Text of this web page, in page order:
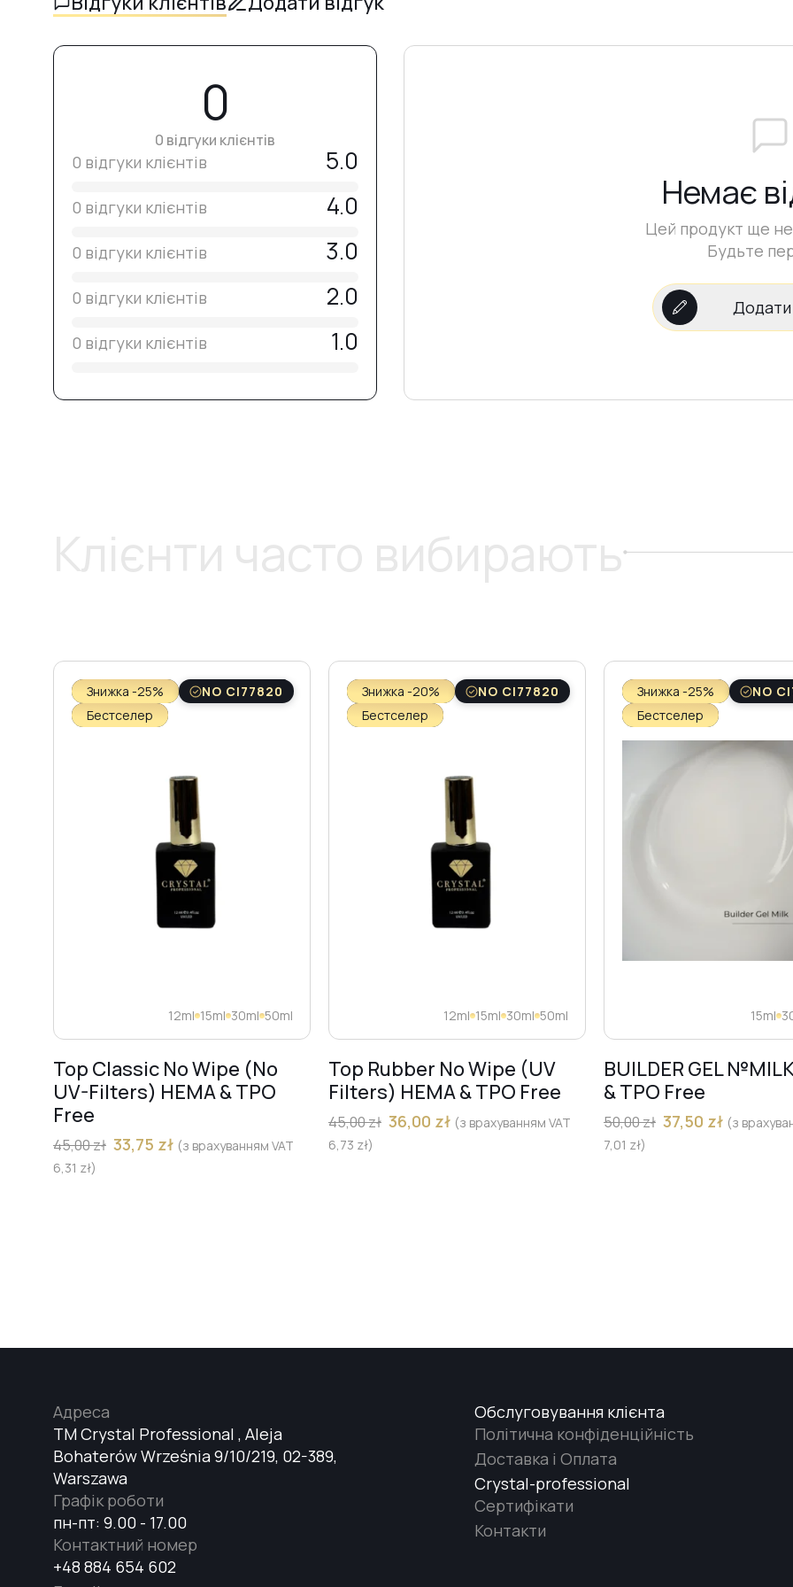
0
0 відгуки клієнтів
0 відгуки клієнтів 5.0
0 відгуки клієнтів 4.0
0 відгуки клієнтів 3.0
0 відгуки клієнтів 2.0
0 відгуки клієнтів 1.0
Немає
Цей продукт ще не
Будьте
Додати
Знижка -25%
NO CI77820
Бестселер
12ml 15ml 30ml 50ml
Top Classic No Wipe (No
UV-Filters) HEMA & TPO
Free
45,00zł 33,75 zł (з врахуванням VAT
6,31 zł)
Знижка -20%
NO CI77820
Бестселер
12ml 15ml 30ml 50ml
Top Rubber No Wipe (UV
Filters) HEMA & TPO Free
45,00zł 36,00 zł (з врахуванням VAT
6,73 zł)
Знижка -25%
NO
Бестселер
15ml
BUILDER GEL
& TPO Free
50,00zł 37,50 zł (з
7,01 zł)
TM Crystal Professional , Aleja
Bohaterów Września 9/10/219, 02-389,
Warszawa
Адреса
пн-пт: 9.00 - 17.00
Графік роботи
+48 884 654 602
Контактний номер
Обслуговування клієнта
Політична конфіденційність
Доставка і Оплата
Crystal-professional
Сертифікати
Контакти